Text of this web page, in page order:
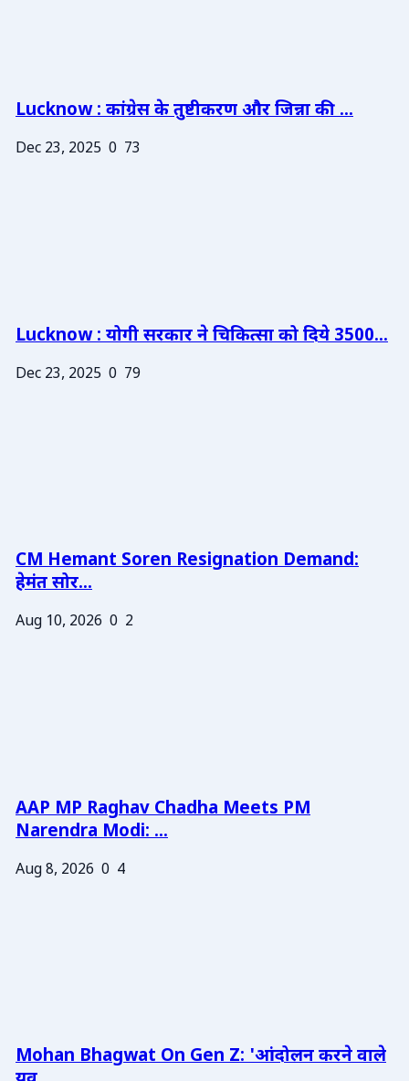
Lucknow : कांग्रेस के तुष्टीकरण और जिन्ना की ...
Dec 23, 2025 0 73
Lucknow : योगी सरकार ने चिकित्सा को दिये 3500...
Dec 23, 2025 0 79
CM Hemant Soren Resignation Demand:
हेमंत सोर...
Aug 10, 2026 0 2
AAP MP Raghav Chadha Meets PM
Narendra Modi: ...
Aug 8, 2026 0 4
Mohan Bhagwat On Gen Z: 'आंदोलन करने वाले